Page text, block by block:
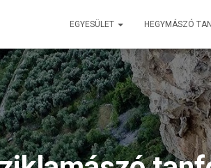
EGYESÜLET HEGYMÁSZÓ